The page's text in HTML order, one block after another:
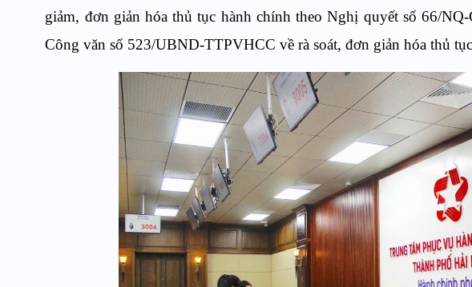
giảm, đơn giản hóa thủ tục hành chính theo Nghị quyết số 66/
Công văn số 523/UBND-TTPVHCC về rà soát, đơn giản hóa thủ